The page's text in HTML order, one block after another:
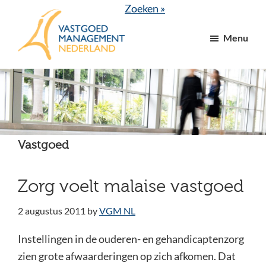
inhoud
VGM
NL
dé
branchevereniging
voor
vastgoed-
en
Zoeken »
Menu
Vastgoed
Zorg voelt malaise vastgoed
2 augustus 2011 byVGM NL
Instellingen in de ouderen- en gehandicaptenzorg
zien grote afwaarderingen op zich afkomen. Dat